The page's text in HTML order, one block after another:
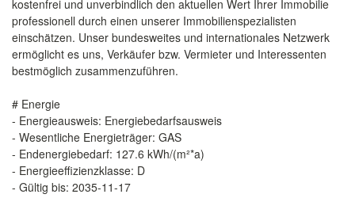
kostenfrei und unverbindlich den aktuellen Wert Ihrer Immobilie
professionell durch einen unserer Immobilienspezialisten
einschätzen. Unser bundesweites und internationales Netzwerk
ermöglicht es uns, Verkäufer bzw. Vermieter und Interessenten
bestmöglich zusammenzuführen.
# Energie
- Energieausweis: Energiebedarfsausweis
- Wesentliche Energieträger: GAS
- Endenergiebedarf: 127.6 kWh/(m²*a)
- Energieeffizienzklasse: D
- Gültig bis: 2035-11-17